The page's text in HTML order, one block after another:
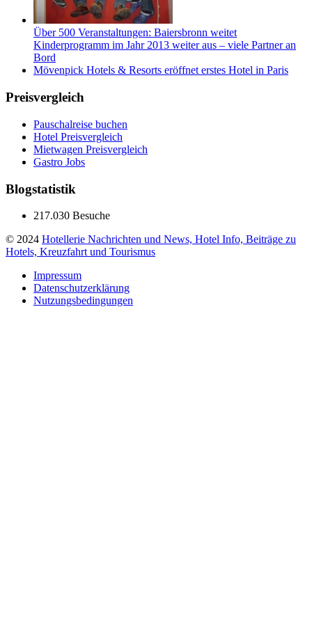
Über 500 Veranstaltungen: Baiersbronn weitet
Kinderprogramm im Jahr 2013 weiter aus – viele Partner an
Bord
Mövenpick Hotels & Resorts eröffnet erstes Hotel in Paris
Preisvergleich
Pauschalreise buchen
Hotel Preisvergleich
Mietwagen Preisvergleich
Gastro Jobs
Blogstatistik
217.030 Besuche
© 2024 Hotellerie Nachrichten und News, Hotel Info, Beiträge zu
Hotels, Kreuzfahrt und Tourismus
Impressum
Datenschutzerklärung
Nutzungsbedingungen